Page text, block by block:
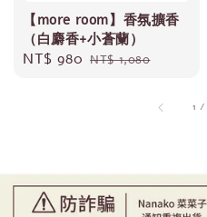
【more room】香氛擴香
（白麝香+小蒼蘭）
Sale
NT$ 980 Regular
NT$ 1,080
1 /